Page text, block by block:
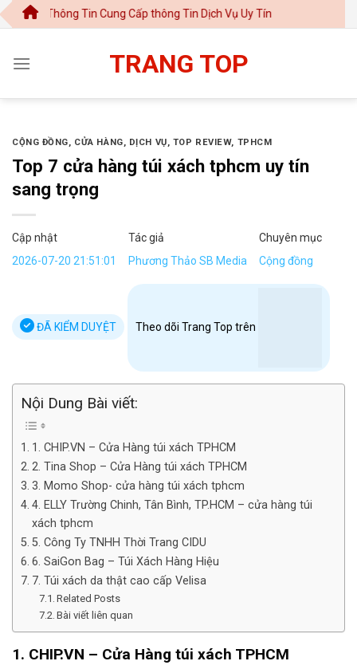
Chuyển
đến
dung
Tin Cung Cấp thông Tin Dịch Vụ Uy Tín
TRANG TOP
CỘNG ĐỒNG, CỬA HÀNG, DỊCH VỤ, TOP REVIEW, TPHCM
Top 7 cửa hàng túi xách tphcm uy tín
sang trọng
Cập nhật
2026-07-20 21:51:01
Tác giả
Phương Thảo SB Media
Chuyên mục
Cộng đồng
ĐÃ KIỂM DUYỆT Theo dõi Trang Top trên
Nội Dung Bài viết:
1. CHIP.VN – Cửa Hàng túi xách TPHCM
2. Tina Shop – Cửa Hàng túi xách TPHCM
3. Momo Shop- cửa hàng túi xách tphcm
4. ELLY Trường Chinh, Tân Bình, TP.HCM – cửa hàng túi
xách tphcm
5. Công Ty TNHH Thời Trang CIDU
6. SaiGon Bag – Túi Xách Hàng Hiệu
7. Túi xách da thật cao cấp Velisa
Related Posts
Bài viết liên quan
1. CHIP.VN – Cửa Hàng túi xách TPHCM